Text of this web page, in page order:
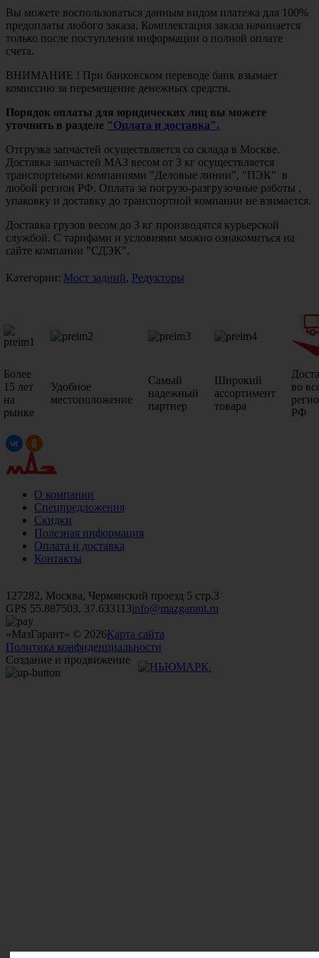
Вы можете воспользоваться данным видом платежа для 100%
предоплаты любого заказа. Комплектация заказа начинается
только после поступления информации о полной оплате
счета.
ВНИМАНИЕ ! При банковском переводе банк взымает
комиссию за перемещение денежных средств.
Порядок оплаты для юридических лиц вы можете
уточнить в разделе "Оплата и доставка".
Отгрузка запчастей осуществляется со склада в Москве.
Доставка запчастей МАЗ весом от 3 кг осуществляется
транспортными компаниями "Деловые линии", "ПЭК" в
любой регион РФ. Оплата за погрузо-разгрузочные работы ,
упаковку и доставку до транспортной компании не взимается.
Доставка грузов весом до 3 кг производятся курьерской
службой. С тарифами и условиями можно ознакомиться на
сайте компании "СДЭК".
Категории: Мост задний, Редукторы
Более
15 лет
на
рынке
Удобное
местоположение
Самый
надежный
партнер
Широкий
ассортимент
товара
во
РФ
О компании
Спецпредложения
Скидки
Полезная информация
Оплата и доставка
Контакты
127282, Москва, Чермянский проезд 5 стр.3
GPS 55.887503, 37.633113info@mazgarant.ru
«МазГарант» © 2026Карта сайта
Политика конфиденциальности
Создание и продвижение